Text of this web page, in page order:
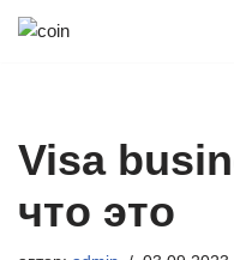
Visa
что это